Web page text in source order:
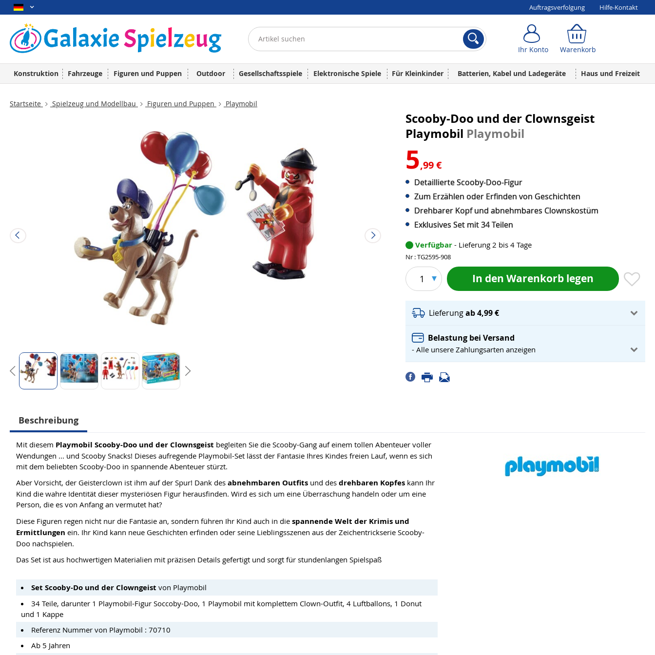
Auftragsverfolgung Hilfe-Kontakt
Ihr Konto Warenkorb
Konstruktion Fahrzeuge Figuren und Puppen Outdoor Gesellschaftsspiele Elektronische Spiele Für Kleinkinder Batterien, Kabel und Ladegeräte Haus und Freizeit
Startseite Spielzeug und Modellbau Figuren und Puppen Playmobil
Scooby-Doo und der Clownsgeist
Playmobil Playmobil
5,99 €
Detaillierte Scooby-Doo-Figur
Zum Erzählen oder Erfinden von Geschichten
Drehbarer Kopf und abnehmbares Clownskostüm
Exklusives Set mit 34 Teilen
Verfügbar - Lieferung 2 bis 4 Tage
Nr : TG2595-908
1 In den Warenkorb legen
Lieferungab 4,99 €
Belastung bei Versand
- Alle unsere Zahlungsarten anzeigen
Beschreibung
Mit diesem Playmobil Scooby-Doo und der Clownsgeist begleiten Sie die Scooby-Gang auf einem tollen Abenteuer voller
Wendungen ... und Scooby Snacks! Dieses aufregende Playmobil-Set lässt der Fantasie Ihres Kindes freien Lauf, wenn es sich
mit dem beliebten Scooby-Doo in spannende Abenteuer stürzt.
Aber Vorsicht, der Geisterclown ist ihm auf der Spur! Dank des abnehmbaren Outfits und des drehbaren Kopfes kann Ihr
Kind die wahre Identität dieser mysteriösen Figur herausfinden. Wird es sich um eine Überraschung handeln oder um eine
Person, die es von Anfang an vermutet hat?
Diese Figuren regen nicht nur die Fantasie an, sondern führen Ihr Kind auch in die spannende Welt der Krimis und
Ermittlungen ein. Ihr Kind kann neue Geschichten erfinden oder seine Lieblingsszenen aus der Zeichentrickserie Scooby-
Doo nachspielen.
Das Set ist aus hochwertigen Materialien mit präzisen Details gefertigt und sorgt für stundenlangen Spielspaß
Set Scooby-Do und der Clowngeist von Playmobil
34 Teile, darunter 1 Playmobil-Figur Soccoby-Doo, 1 Playmobil mit komplettem Clown-Outfit, 4 Luftballons, 1 Donut
und 1 Kappe
Referenz Nummer von Playmobil : 70710
Ab 5 Jahren
Ihr Konto Warenkorb